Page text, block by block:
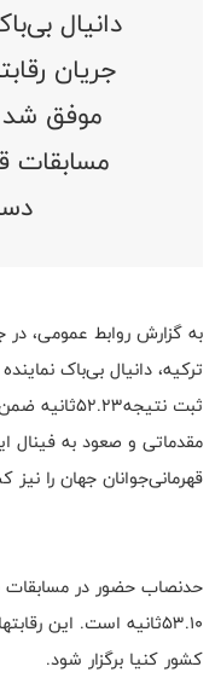
دانیال
جریان
موفق
مسابقات
به گزارش روابط عمومی، در
ثبت
مقدماتی و صعود به فینال
قهرمانی‌جوانان جهان را
۵۳.۱۰ثانیه است. این
کشور کنیا برگزار شود.